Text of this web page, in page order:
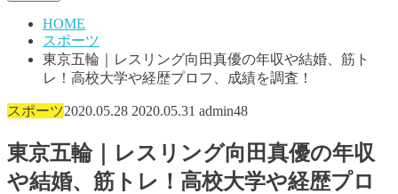
HOME
スポーツ
東京五輪｜レスリング向田真優の年収や結婚、筋ト
レ！高校大学や経歴プロフ、成績を調査！
スポーツ2020.05.28 2020.05.31 admin48
東京五輪｜レスリング向田真優の年収
や結婚、筋トレ！高校大学や経歴プロ